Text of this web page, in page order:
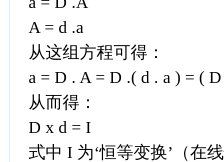
A = d .a
从这组方程可得：
a = D . A = D .( d . a ) = (
从而得：
D x d = I
式中 I 为‘恒等变换’（在